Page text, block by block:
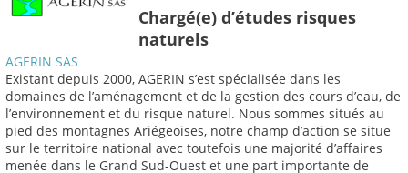
Chargé(e) d’études risques
naturels
AGERIN SAS
Existant depuis 2000, AGERIN s’est spécialisée dans les
domaines de l’aménagement et de la gestion des cours d’eau, de
l’environnement et du risque naturel. Nous sommes situés au
pied des montagnes Ariégeoises, notre champ d’action se situe
sur le territoire national avec toutefois une majorité d’affaires
menée dans le Grand Sud-Ouest et une part importante de